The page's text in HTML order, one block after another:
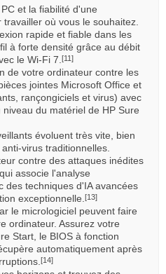
et la fiabilité d'une
où vous le souhaitez.
rapide et fiable dans les
à forte densité grâce au débit
le Wi-Fi 7. [11]
de votre ordinateur contre les
jointes Microsoft Office et
rançongiciels et virus) avec
du matériel de HP Sure
évoluent très vite, bien
virus traditionnelles.
contre des attaques inédites
associe l'analyse
des techniques d'IA avancées
exceptionnelle. [13]
le micrologiciel peuvent faire
ordinateur. Assurez votre
Start, le BIOS à fonction
automatiquement après
[14]